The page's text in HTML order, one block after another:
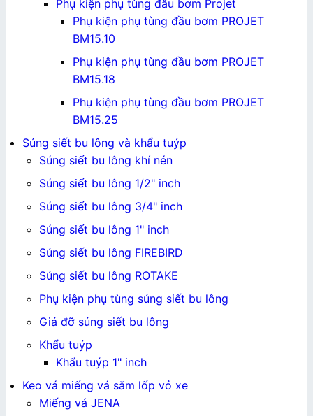
Phụ kiện phụ tùng đầu bơm Projet
Phụ kiện phụ tùng đầu bơm PROJET
BM15.10
Phụ kiện phụ tùng đầu bơm PROJET
BM15.18
Phụ kiện phụ tùng đầu bơm PROJET
BM15.25
Súng siết bu lông và khẩu tuýp
Súng siết bu lông khí nén
Súng siết bu lông 1/2" inch
Súng siết bu lông 3/4" inch
Súng siết bu lông 1" inch
Súng siết bu lông FIREBIRD
Súng siết bu lông ROTAKE
Phụ kiện phụ tùng súng siết bu lông
Giá đỡ súng siết bu lông
Khẩu tuýp
Khẩu tuýp 1" inch
Keo vá miếng vá săm lốp vỏ xe
Miếng vá JENA